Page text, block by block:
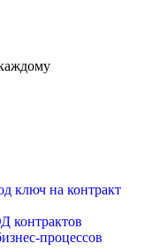
ключ на контракт
контрактов
процессов